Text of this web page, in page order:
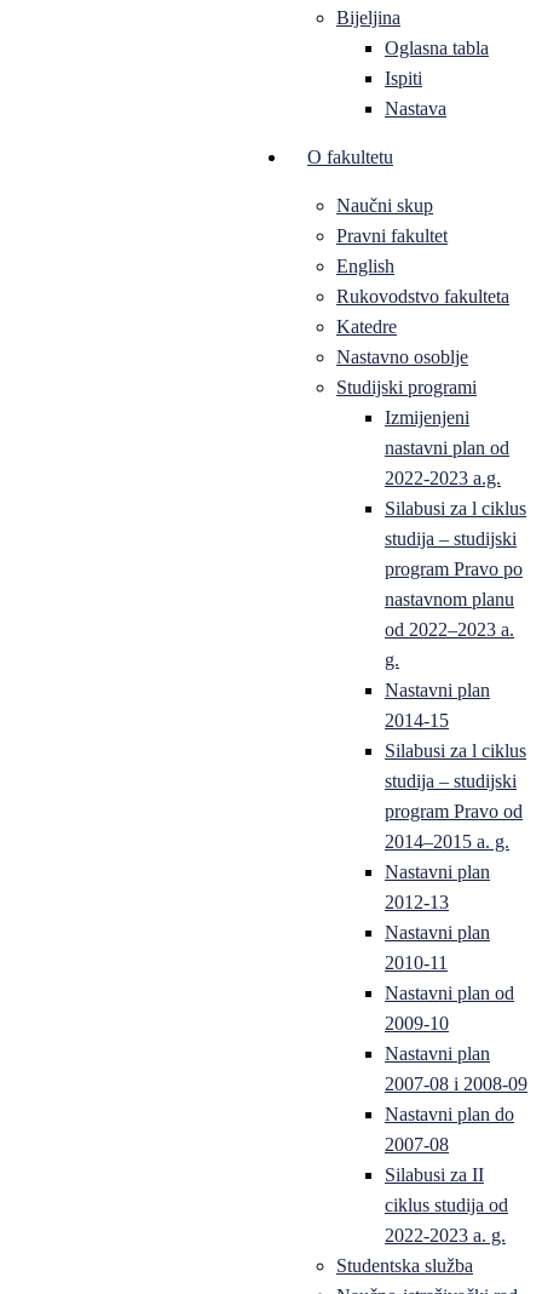
Bijeljina
Oglasna tabla
Ispiti
Nastava
O fakultetu
Naučni skup
Pravni fakultet
English
Rukovodstvo fakulteta
Katedre
Nastavno osoblje
Studijski programi
Izmijenjeni
nastavni plan od
2022-2023 a.g.
Silabusi za l ciklus
studija – studijski
program Pravo po
nastavnom planu
od 2022–2023 a.
g.
Nastavni plan
2014-15
Silabusi za l ciklus
studija – studijski
program Pravo od
2014–2015 a. g.
Nastavni plan
2012-13
Nastavni plan
2010-11
Nastavni plan od
2009-10
Nastavni plan
2007-08 i 2008-09
Nastavni plan do
2007-08
Silabusi za II
ciklus studija od
2022-2023 a. g.
Studentska služba